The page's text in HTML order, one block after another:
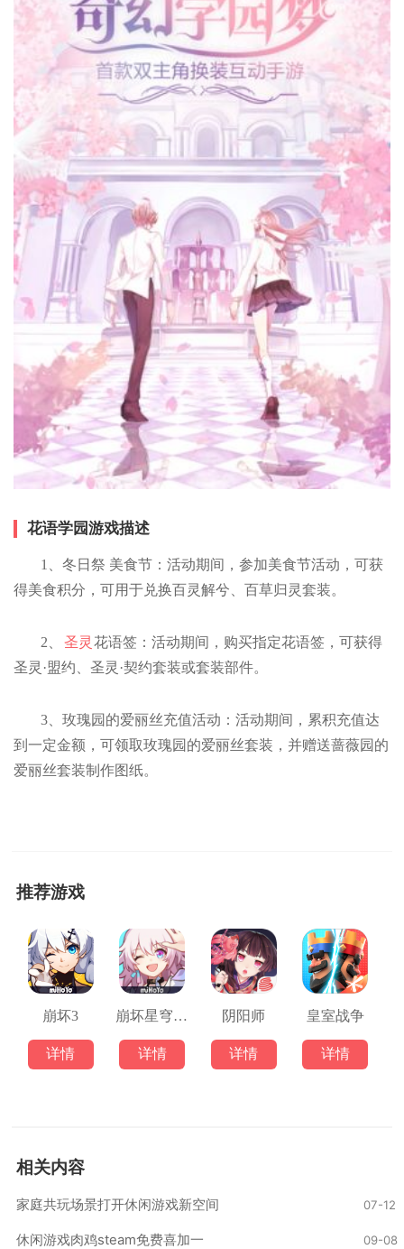
花语学园游戏描述
1、冬日祭 美食节：活动期间，参加美食节活动，可获
得美食积分，可用于兑换百灵解兮、百草归灵套装。
2、 圣灵 花语签：活动期间，购买指定花语签，可获得
圣灵·盟约、圣灵·契约套装或套装部件。
3、玫瑰园的爱丽丝充值活动：活动期间，累积充值达
到一定金额，可领取玫瑰园的爱丽丝套装，并赠送蔷薇园的
爱丽丝套装制作图纸。
推荐游戏
崩坏3
详情
崩坏星穹铁道
详情
阴阳师
详情
皇室战争
详情
相关内容
家庭共玩场景打开休闲游戏新空间 07-12
休闲游戏肉鸡steam免费喜加一 09-08